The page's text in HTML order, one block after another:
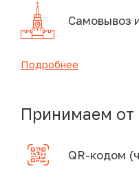
Самовывоз
Подробнее
Принимаем от
QR-кодом